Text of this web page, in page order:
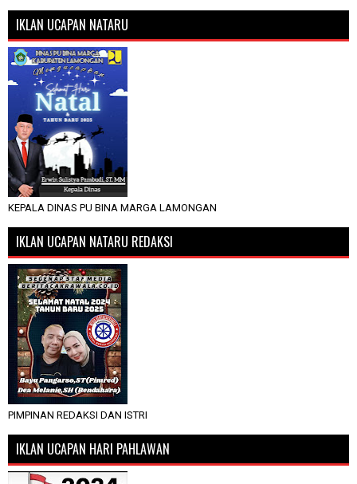
IKLAN UCAPAN NATARU
KEPALA DINAS PU BINA MARGA LAMONGAN
IKLAN UCAPAN NATARU REDAKSI
PIMPINAN REDAKSI DAN ISTRI
IKLAN UCAPAN HARI PAHLAWAN